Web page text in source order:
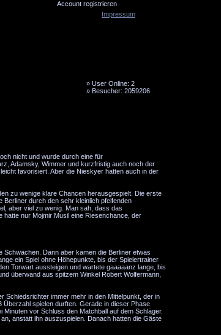
Account registrieren
» User Online: 2
» Besucher: 2059206
nicht und wurde durch eine für
Adamsky, Wimmer und kurzfristig auch noch der
favorisiert. Aber die Nieskyer hatten auch in der
zu wenige klare Chancen herausgespielt. Die erste
durch den sehr kleinlich pfeifenden
aber viel zu wenig. Man sah, dass das
nur Mojmir Musil eine Riesenchance, der
Dann aber kamen die Berliner etwas
ein Spiel ohne Höhepunkte, bis der Spielertrainer
Torwart aussteigen und wartete gaaaaanz lange, bis
überwand aus spitzem Winkel Robert Wolfermann,
Schiedsrichter immer mehr in den Mittelpunkt, der in
Überzahl spielen durften. Gerade in dieser Phase
vor Schluss den Matchball auf dem Schläger.
anstatt ihn auszuspielen. Danach hatten die Gäste
Impressum